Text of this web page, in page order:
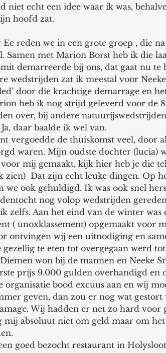
niet echt een idee waar ik was,
hoofd zat.
reden we in een grote groep , die
Samen met Marion Borst heb ik die
demarreerde bij ons, dat gaat nu
wedstrijden zat ik meestal voor
door die krachtige demarrage en
heb ik nog strijd geleverd voor de
over, bij andere
Ja, daar baalde ik wel van.
vergoedde de thuiskomst veel, door
waren. Mijn oudste dochter (lucia)
mij gemaakt, kijk hier heb je die
zien)  Dat zijn echt leuke dingen. Op
we ook gehuldigd. Ik was ook snel
nog volop wedstrijden
zelfs. Aan het eind van de winter was
( unoxklassement) opgemaakt voor
ontvingen wij een uitnodiging en
te eten tot overgegaan werd
won bij de mannen en Neeke
prijs 9.000 gulden overhandigd en
organisatie bood excuus aan en wij
geven, dan zou er nog wat
Wij hadden er net zo hard voor
mij absoluut niet om geld maar om het
goed bezocht restaurant in